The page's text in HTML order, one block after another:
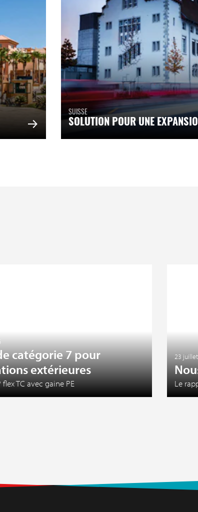
SUISSE
SOLUTION POUR UNE
catégorie 7 pour
extérieures
flex TC avec gaine PE
23
Le